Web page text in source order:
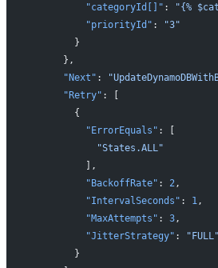
          "categoryId[]"
: "{%
          "priorityId"
:
"3"
        }
      },
      "Next"
:
      "Retry"
: [
        {
          "ErrorEquals"
: [
            "States.ALL"
          ],
          "BackoffRate"
: 2 ,
          "IntervalSeconds"
: 1 ,
          "MaxAttempts"
: 3,
          "JitterStrategy"
:
"FULL"
        }